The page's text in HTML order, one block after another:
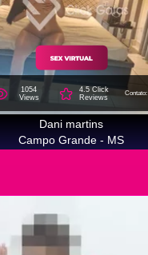
1054
Views
4.5 Click
Reviews
Contato:
Dani martins
Campo Grande - MS